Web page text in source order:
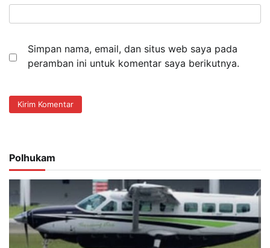
Simpan nama, email, dan situs web saya pada
peramban ini untuk komentar saya berikutnya.
Polhukam